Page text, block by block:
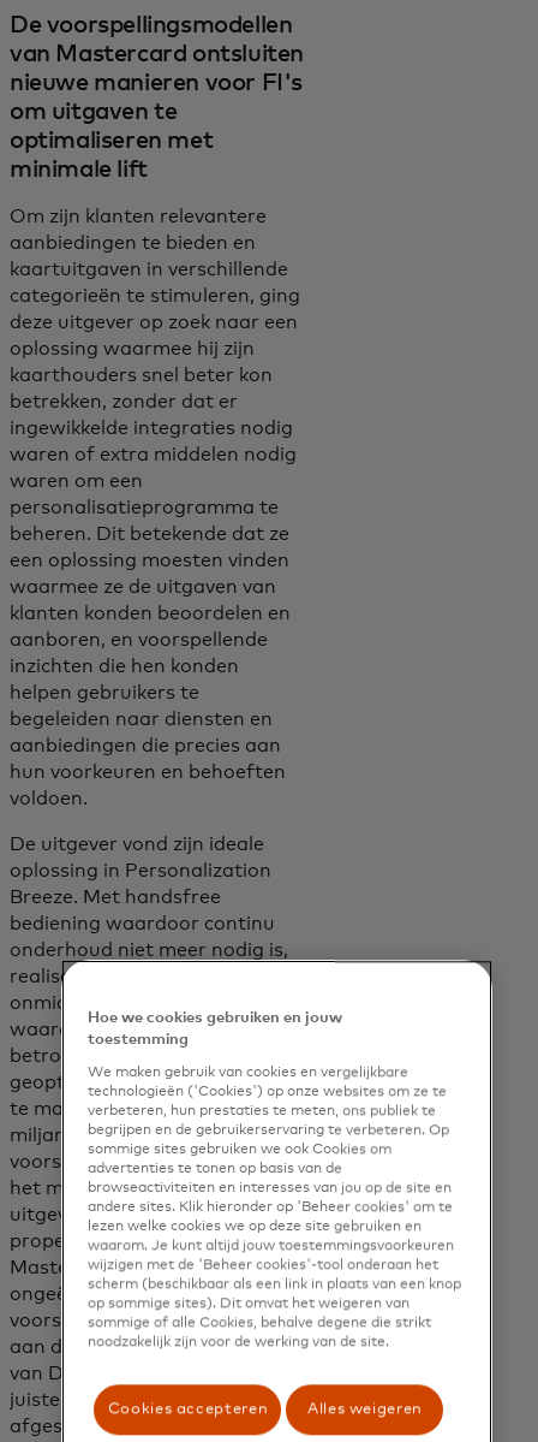
De voorspellingsmodellen
van Mastercard ontsluiten
nieuwe manieren voor FI's
om uitgaven te
optimaliseren met
minimale lift
Om zijn klanten relevantere
aanbiedingen te bieden en
kaartuitgaven in verschillende
categorieën te stimuleren, ging
deze uitgever op zoek naar een
oplossing waarmee hij zijn
kaarthouders snel beter kon
betrekken, zonder dat er
ingewikkelde integraties nodig
waren of extra middelen nodig
waren om een
personalisatieprogramma te
beheren. Dit betekende dat ze
een oplossing moesten vinden
waarmee ze de uitgaven van
klanten konden beoordelen en
aanboren, en voorspellende
inzichten die hen konden
helpen gebruikers te
begeleiden naar diensten en
aanbiedingen die precies aan
hun voorkeuren en behoeften
voldoen.
De uitgever vond zijn ideale
oplossing in Personalization
Breeze. Met handsfree
bediening waardoor continu
onderhoud niet meer nodig is,
realiseerde de uitgever een
onmiddellijke time-to-value,
waardoor de kaartuitgaven en
betrokkenheid werden
geoptimaliseerd. Door gebruik
te maken van meer dan 112
miljard transacties om te
voorspellen waar kaarthouders
het meest waarschijnlijk zullen
uitgeven, leverden de
propensity-modellen van
Mastercard een
ongeëvenaarde
voorspellingsnauwkeurigheid
aan de personalisatie-engine
van Dynamic Yield, waarbij het
juiste aanbod naadloos werd
afgestemd op elke
Hoe we cookies gebruiken en jouw
toestemming
We maken gebruik van cookies en vergelijkbare
technologieën ('Cookies') op onze websites om ze te
verbeteren, hun prestaties te meten, ons publiek te
begrijpen en de gebruikerservaring te verbeteren. Op
sommige sites gebruiken we ook Cookies om
advertenties te tonen op basis van de
browseactiviteiten en interesses van jou op de site en
andere sites. Klik hieronder op 'Beheer cookies' om te
lezen welke cookies we op deze site gebruiken en
waarom. Je kunt altijd jouw toestemmingsvoorkeuren
wijzigen met de 'Beheer cookies'-tool onderaan het
scherm (beschikbaar als een link in plaats van een knop
op sommige sites). Dit omvat het weigeren van
sommige of alle Cookies, behalve degene die strikt
noodzakelijk zijn voor de werking van de site.
Cookies accepteren Alles weigeren